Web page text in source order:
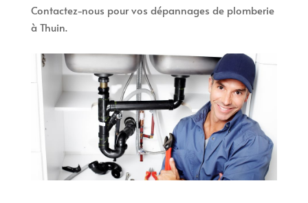
Contactez-nous pour vos dépannages de plomberie
à Thuin.